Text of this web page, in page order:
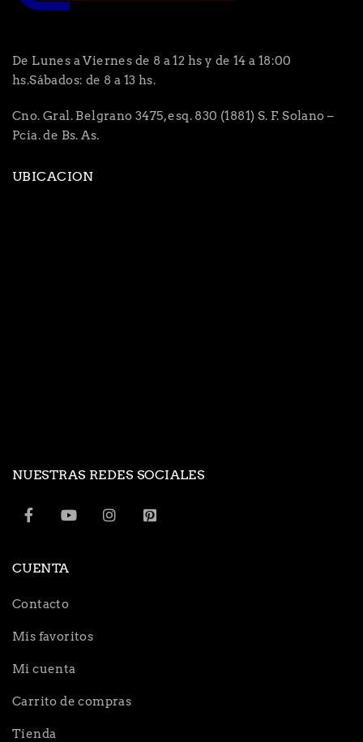
De Lunes a Viernes de 8 a 12 hs y de 14 a 18:00
hs.Sábados: de 8 a 13 hs.
Cno. Gral. Belgrano 3475, esq. 830 (1881) S. F. Solano –
Pcia. de Bs. As.
UBICACION
NUESTRAS REDES SOCIALES
CUENTA
Contacto
Mis favoritos
Mi cuenta
Carrito de compras
Tienda